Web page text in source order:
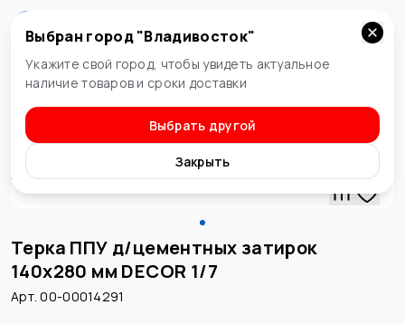
Владивосток
Выбран город "Владивосток"
Укажите свой город, чтобы увидеть актуальное
наличие товаров и сроки доставки
Выбрать другой
Закрыть
Терки ППУ и шлифовальные
Терка ППУ д/цементных затирок
140х280 мм DECOR 1/7
Арт. 00-00014291